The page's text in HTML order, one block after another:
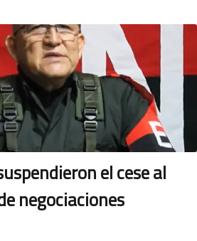
el cese al
negociaciones